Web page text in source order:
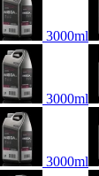
3000ml
3000ml
3000ml